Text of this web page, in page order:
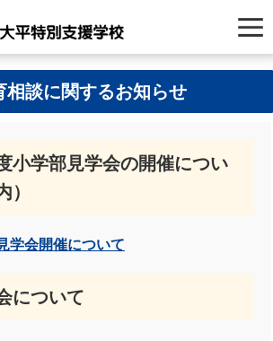
相談に関するお知らせ
小学部見学会の開催につい
）
学会開催について
について